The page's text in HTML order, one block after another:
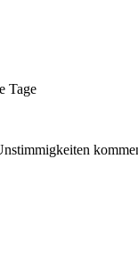
Tage